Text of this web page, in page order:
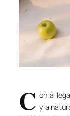
C on la
y la